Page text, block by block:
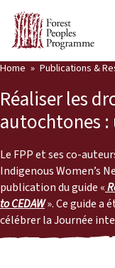
Our Work
Community
Latest News
Publications &
Back
Publications
Home Publications &
Réaliser les
autochtones
Le FPP et ses co-
Indigenous Women’s
publication du guide «
to CEDAW». Ce guide a
célébrer la Journée